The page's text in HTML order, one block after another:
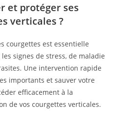
et protéger ses
verticales ?
courgettes est essentielle
signes de stress, de maladie
Une intervention rapide
importants et sauver votre
efficacement à la
de vos courgettes verticales.